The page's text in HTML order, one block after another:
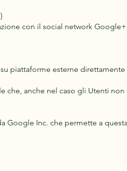
con il social network
piattaforme esterne
anche nel caso gli Utenti
Google Inc. che permette a